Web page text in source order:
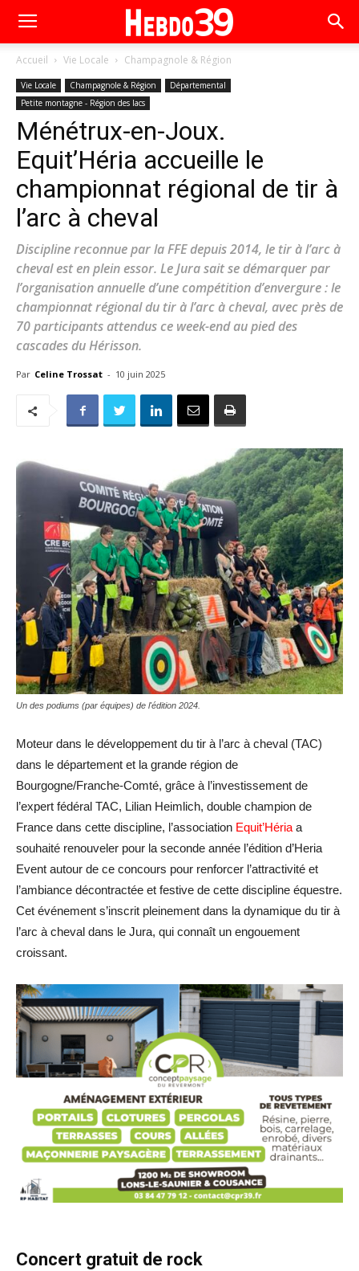
Accueil Vie Locale Champagnole & Région
Vie Locale Champagnole & Région
Départemental
Petite montagne - Région des lacs
Ménétrux-en-Joux.
Equit’Héria accueille le
championnat régional de tir à
l’arc à cheval
Discipline reconnue par la FFE depuis 2014, le tir à l’arc à
cheval est en plein essor. Le Jura sait se démarquer par
l’organisation annuelle d’une compétition d’envergure : le
championnat régional du tir à l’arc à cheval, avec près de
70 participants attendus ce week-end au pied des
cascades du Hérisson.
Par Celine Trossat - 10 juin 2025
Un des podiums (par équipes) de l'édition 2024.
Moteur dans le développement du tir à l’arc à cheval (TAC)
dans le département et la grande région de
Bourgogne/Franche-Comté, grâce à l’investissement de
l’expert fédéral TAC, Lilian Heimlich, double champion de
France dans cette discipline, l’association Equit’Héria a
souhaité renouveler pour la seconde année l’édition d’Heria
Event autour de ce concours pour renforcer l’attractivité et
l’ambiance décontractée et festive de cette discipline équestre.
Cet événement s’inscrit pleinement dans la dynamique du tir à
l’arc à cheval dans le Jura, qui connaît un engouement
croissant.
Concert gratuit de rock